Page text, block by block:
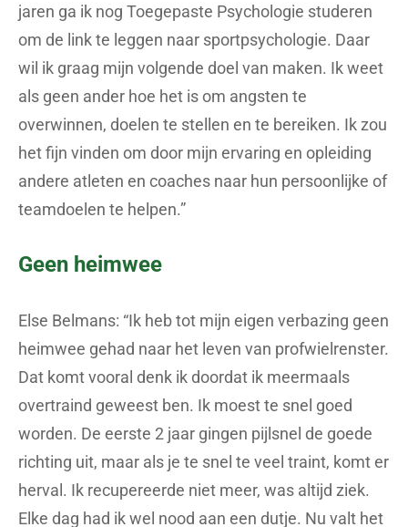
jaren ga ik nog Toegepaste Psychologie studeren
om de link te leggen naar sportpsychologie. Daar
wil ik graag mijn volgende doel van maken. Ik weet
als geen ander hoe het is om angsten te
overwinnen, doelen te stellen en te bereiken. Ik zou
het fijn vinden om door mijn ervaring en opleiding
andere atleten en coaches naar hun persoonlijke of
teamdoelen te helpen.”
Geen heimwee
Else Belmans: “Ik heb tot mijn eigen verbazing geen
heimwee gehad naar het leven van profwielrenster.
Dat komt vooral denk ik doordat ik meermaals
overtraind geweest ben. Ik moest te snel goed
worden. De eerste 2 jaar gingen pijlsnel de goede
richting uit, maar als je te snel te veel traint, komt er
herval. Ik recupereerde niet meer, was altijd ziek.
Elke dag had ik wel nood aan een dutje. Nu valt het